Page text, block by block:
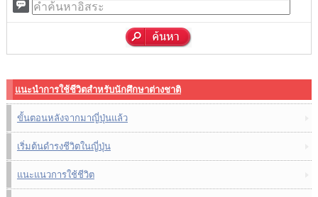
แนะนำการใช้ชีวิตสำหรับนักศึกษาต่างชาติ
ขั้นตอนหลังจากมาญี่ปุ่นแล้ว
เริ่มต้นดำรงชีวิตในญี่ปุ่น
แนะแนวการใช้ชีวิต